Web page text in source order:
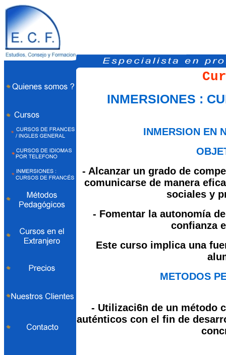
INMERSIONES :
INMERSION EN
- Alcanzar un grado de
comunicarse de manera
sociales y
- Fomentar la autonomía
confianza
Este curso implica una
METODOS
- Utilizaci6n de un método
auténticos con el fin de